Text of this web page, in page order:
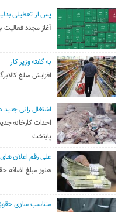
پس از تعطیلی
آغاز مجدد فعالیت بورس با
به گفته وزیر کار
افزایش مبلغ
اشتغال زائی جدید
احداث کارخانه
پایتخت
علی رقم اعلان
هنوز مبلغ اضافه
متناسب سازی